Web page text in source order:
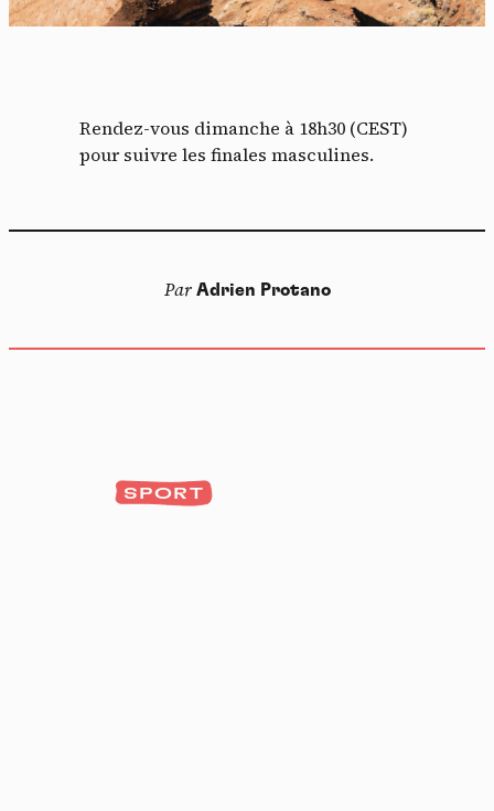
Rendez-vous dimanche à 18h30 (CEST)
pour suivre les finales masculines.
Par Adrien Protano
SPORT